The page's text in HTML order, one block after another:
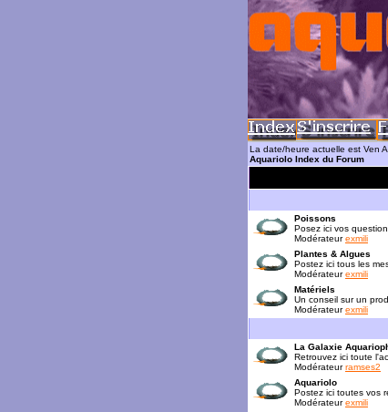
La date/heure actuelle est Ven
Aquariolo Index du Forum
Poissons
Posez ici vos
Modérateurexmili
Plantes & Algues
Postez ici tous les
Modérateurexmili
Matériels
Un conseil sur un
Modérateurexmili
La Galaxie
Retrouvez ici toute
Modérateurramses2
Aquariolo
Postez ici toutes vos
Modérateurexmili